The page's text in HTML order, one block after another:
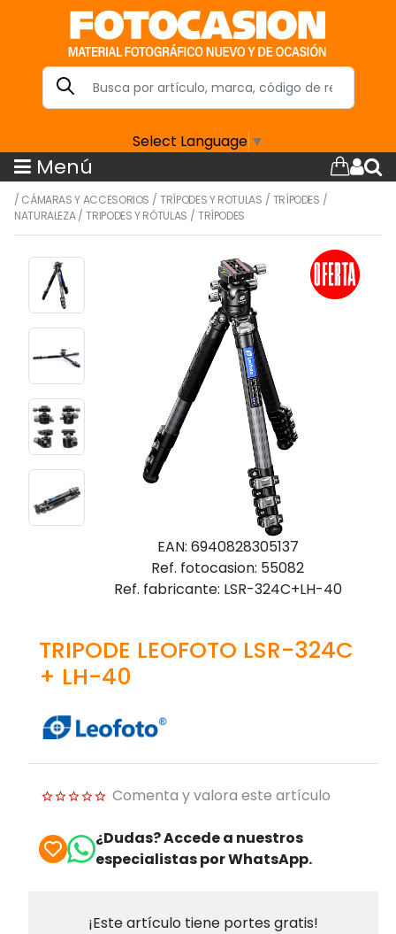
Select Language ▼
Menú
/ CÁMARAS Y ACCESORIOS /TRÍPODES Y ROTULAS / TRÍPODES /
NATURALEZA/TRIPODES Y RÓTULAS / TRÍPODES
EAN: 6940828305137
Ref. fotocasion: 55082
Ref. fabricante: LSR-324C+LH-40
TRIPODE LEOFOTO LSR-324C
+ LH-40
Comenta y valora este artículo
¿Dudas? Accede a nuestros
especialistas por WhatsApp.
¡Este artículo tiene portes gratis!